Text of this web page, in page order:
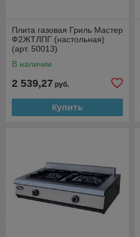
Плита газовая Гриль Мастер
Ф2ЖТЛПГ (настольная)
(арт. 50013)
В наличии
2 539,27 руб.
Купить